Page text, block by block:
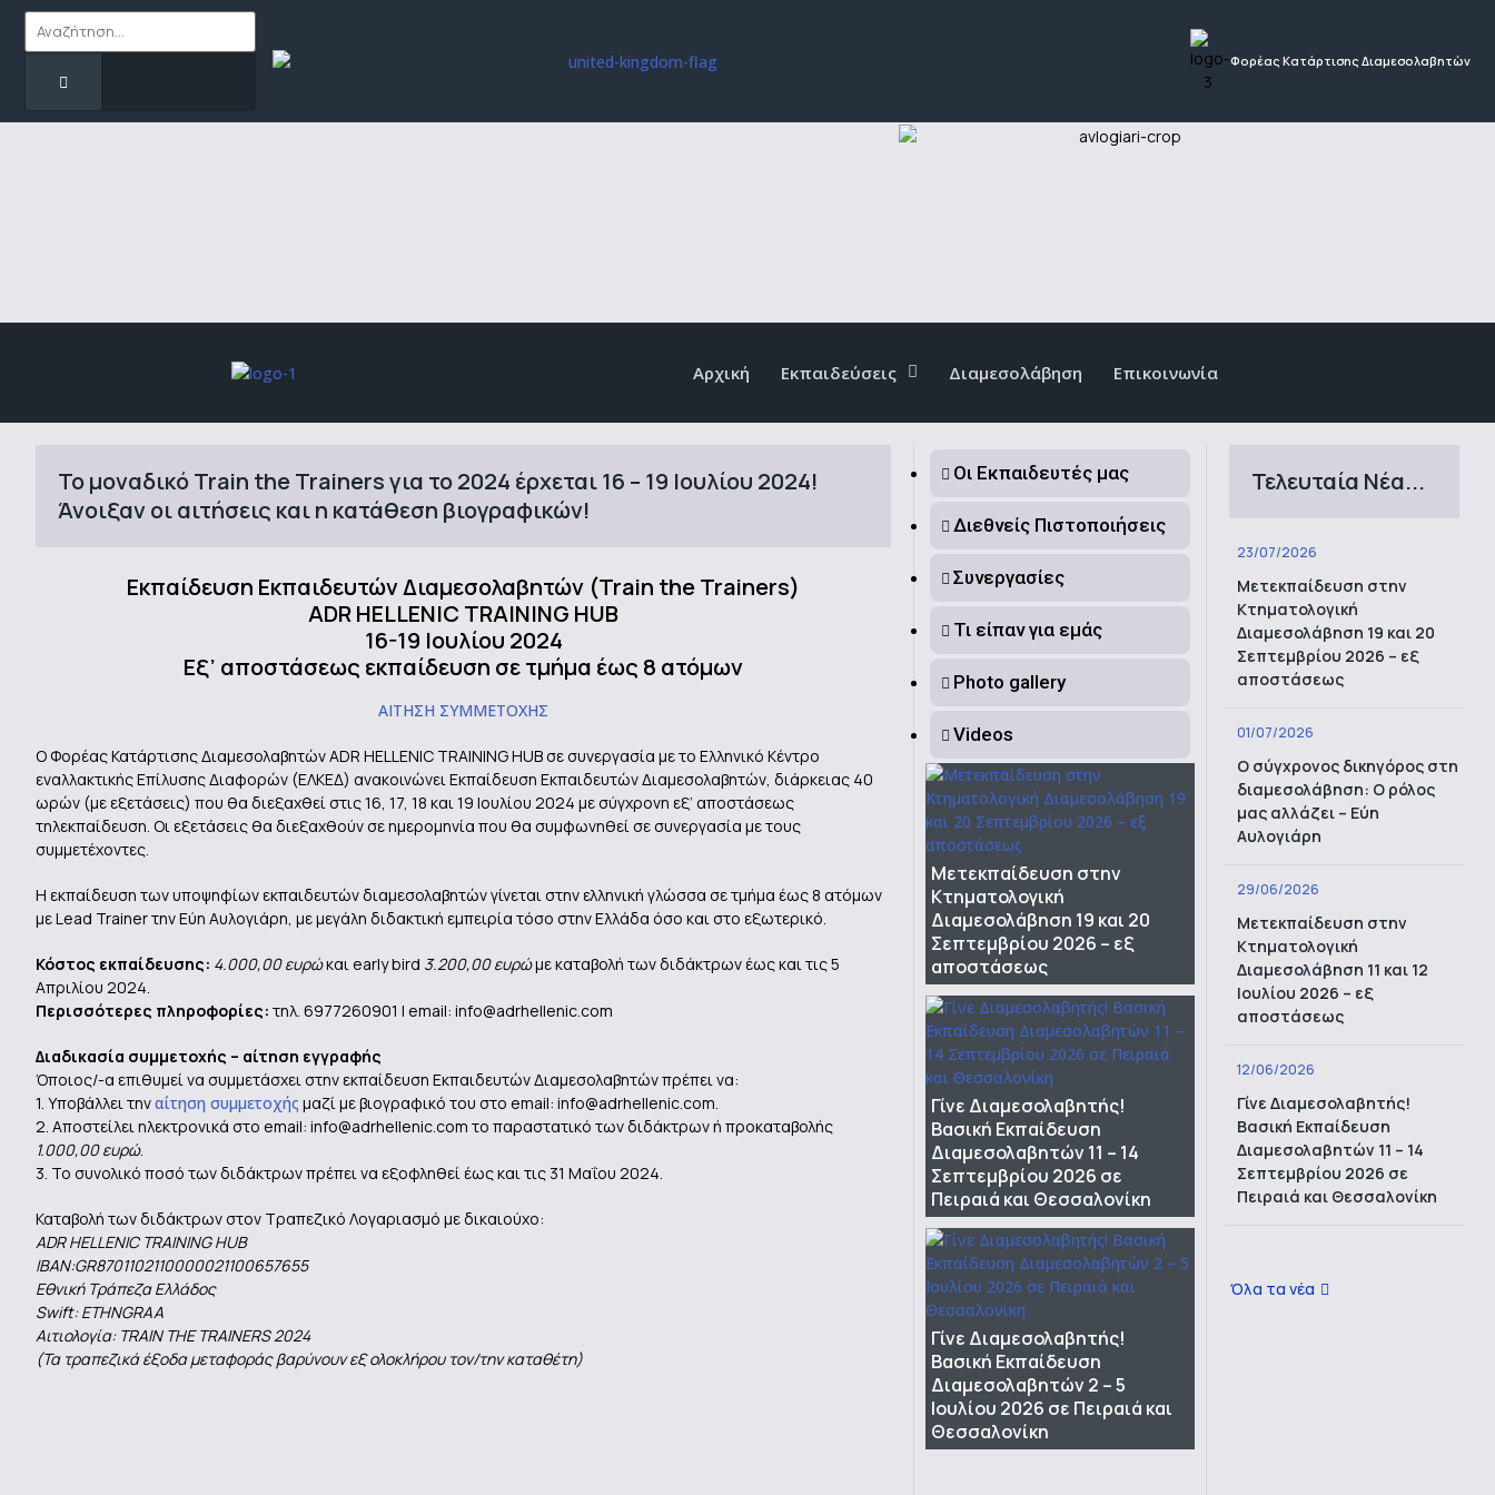
Φορέας Κατάρτισης Διαμεσολαβητών
Αρχική Εκπαιδεύσεις Διαμεσολάβηση Επικοινωνία
Το μοναδικό Train the Trainers για το 2024 έρχεται 16 – 19 Ιουλίου 2024!
Άνοιξαν οι αιτήσεις και η κατάθεση βιογραφικών!
Εκπαίδευση Εκπαιδευτών Διαμεσολαβητών (Train the Trainers)
ADR HELLENIC TRAINING HUB
16-19 Ιουλίου 2024
Εξ’ αποστάσεως εκπαίδευση σε τμήμα έως 8 ατόμων
ΑΙΤΗΣΗ ΣΥΜΜΕΤΟΧΗΣ
Ο Φορέας Κατάρτισης Διαμεσολαβητών ADR HELLENIC TRAINING HUB σε συνεργασία με το Ελληνικό Κέντρο
εναλλακτικής Επίλυσης Διαφορών (ΕΛΚΕΔ) ανακοινώνει Εκπαίδευση Εκπαιδευτών Διαμεσολαβητών, διάρκειας 40
ωρών (με εξετάσεις) που θα διεξαχθεί στις 16, 17, 18 και 19 Ιουλίου 2024 με σύγχρονη εξ’ αποστάσεως
τηλεκπαίδευση. Οι εξετάσεις θα διεξαχθούν σε ημερομηνία που θα συμφωνηθεί σε συνεργασία με τους
συμμετέχοντες.
Η εκπαίδευση των υποψηφίων εκπαιδευτών διαμεσολαβητών γίνεται στην ελληνική γλώσσα σε τμήμα έως 8 ατόμων
με Lead Trainer την Εύη Αυλογιάρη, με μεγάλη διδακτική εμπειρία τόσο στην Ελλάδα όσο και στο εξωτερικό.
Κόστος εκπαίδευσης: 4.000,00 ευρώκαι early bird 3.200,00 ευρώμε καταβολή των διδάκτρων έως και τις 5
Απριλίου 2024.
Περισσότερες πληροφορίες: τηλ. 6977260901 | email: info@adrhellenic.com
Διαδικασία συμμετοχής – αίτηση εγγραφής
Όποιος/-α επιθυμεί να συμμετάσχει στην εκπαίδευση Εκπαιδευτών Διαμεσολαβητών πρέπει να:
1. Υποβάλλει τηναίτηση συμμετοχής μαζί με βιογραφικό του στο email: info@adrhellenic.com.
2. Αποστείλει ηλεκτρονικά στο email: info@adrhellenic.com το παραστατικό των διδάκτρων ή προκαταβολής
1.000,00 ευρώ.
3. Το συνολικό ποσό των διδάκτρων πρέπει να εξοφληθεί έως και τις 31 Μαΐου 2024.
Καταβολή των διδάκτρων στον Τραπεζικό Λογαριασμό με δικαιούχο:
ADR HELLENIC TRAINING HUB
ΙΒΑΝ:GR8701102110000021100657655
Εθνική Τράπεζα Ελλάδος
Swift: ETHNGRAA
Αιτιολογία: TRAIN THE TRAINERS 2024
(Τα τραπεζικά έξοδα μεταφοράς βαρύνουν εξ ολοκλήρου τον/την καταθέτη)
Οι Εκπαιδευτές μας
Διεθνείς Πιστοποιήσεις
Συνεργασίες
Τι είπαν για εμάς
Photo gallery
Videos
Μετεκπαίδευση στην
Κτηματολογική
Διαμεσολάβηση 19 και 20
Σεπτεμβρίου 2026 – εξ
αποστάσεως
Γίνε Διαμεσολαβητής!
Βασική Εκπαίδευση
Διαμεσολαβητών 11 – 14
Σεπτεμβρίου 2026 σε
Πειραιά και Θεσσαλονίκη
Γίνε Διαμεσολαβητής!
Βασική Εκπαίδευση
Διαμεσολαβητών 2 – 5
Ιουλίου 2026 σε Πειραιά και
Θεσσαλονίκη
Τελευταία Νέα...
23/07/2026
Μετεκπαίδευση στην
Κτηματολογική
Διαμεσολάβηση 19 και 20
Σεπτεμβρίου 2026 – εξ
αποστάσεως
01/07/2026
Ο σύγχρονος δικηγόρος στη
διαμεσολάβηση: Ο ρόλος
μας αλλάζει – Εύη
Αυλογιάρη
29/06/2026
Μετεκπαίδευση στην
Κτηματολογική
Διαμεσολάβηση 11 και 12
Ιουλίου 2026 – εξ
αποστάσεως
12/06/2026
Γίνε Διαμεσολαβητής!
Βασική Εκπαίδευση
Διαμεσολαβητών 11 – 14
Σεπτεμβρίου 2026 σε
Πειραιά και Θεσσαλονίκη
Όλα τα νέα